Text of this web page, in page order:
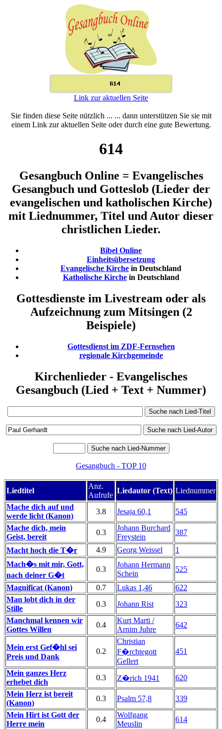
Link zur aktuellen Seite
Sie finden diese Seite nützlich ... ... dann unterstützen Sie sie mit
einem Link zur aktuellen Seite oder durch eine gute Bewertung.
614
Gesangbuch Online = Evangelisches
Gesangbuch und Gotteslob (Lieder der
evangelischen und katholischen Kirche)
mit Liednummer, Titel und Autor dieser
christlichen Lieder.
Bibel Online
Einheitsübersetzung
Evangelische Kirche in Deutschland
Katholische Kirchein Deutschland
Gottesdienste im Livestream oder als
Aufzeichnung zum Mitsingen (2
Beispiele)
Gottesdienst im ZDF-Fernsehen
regionale Kirchgemeinde
Kirchenlieder - Evangelisches
Gesangbuch (Lied + Text + Nummer)
Gesangbuch - TOP 10
Liedtitel
Anz.
Aufrufe
Liedautor (Text) Liednummer
Mache dich auf und
werde licht (Kanon)
3.8 Jesaja 60,1
545
Mache dich, mein
Geist, bereit
0.3
Johann Burchard
Freystein
387
Macht hoch die T�r 4.9 Georg Weissel
1
Mach�s mit mir, Gott,
nach deiner G�t
0.3
Johann Hermann
Schein
525
Magnificat (Kanon) 0.7 Lukas 1,46
622
Man lobt dich in der
Stille
0.3 Johann Rist
323
Manchmal kennen wir
Gottes Willen
0.4
Kurt Marti /
Arnim Juhre
642
Mein erst Gef�hl sei
Preis und Dank
0.2
Christian
F�rchtegott
Gellert
451
Mein ganzes Herz
erhebet dich
0.3 Z�rich 1941
620
Mein Herz ist bereit
(Kanon)
0.3 Psalm 57,8
339
Mein Hirt ist Gott der
Herre mein
0.4
Wolfgang
Meuslin
614